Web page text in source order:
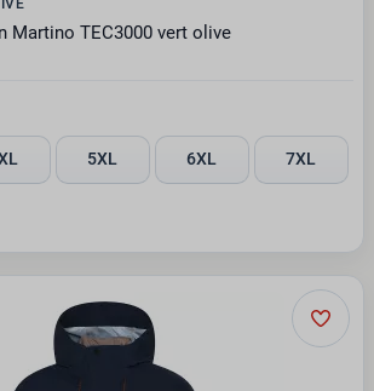
Martino TEC3000 vert olive
5XL 6XL 7XL